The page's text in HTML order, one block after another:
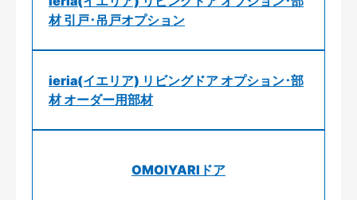
材 引戸･吊戸オプション
ieria(イエリア) リビングドア オプション･部
材 オーダー用部材
OMOIYARIドア